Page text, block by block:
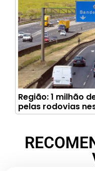
Região: 1 milhão
pelas rodovias